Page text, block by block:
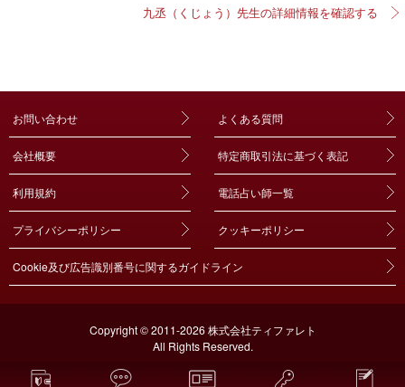
九丞（くじょう）先生の詳細情報を確認する
お問い合わせ よくある質問
会社概要 特定商取引法に基づく表記
利用規約 電話占い師一覧
プライバシーポリシー クッキーポリシー
Cookie及び広告識別番号に関するガイドライン
Copyright © 2011-2026 株式会社ティファレト
All Rights Reserved.